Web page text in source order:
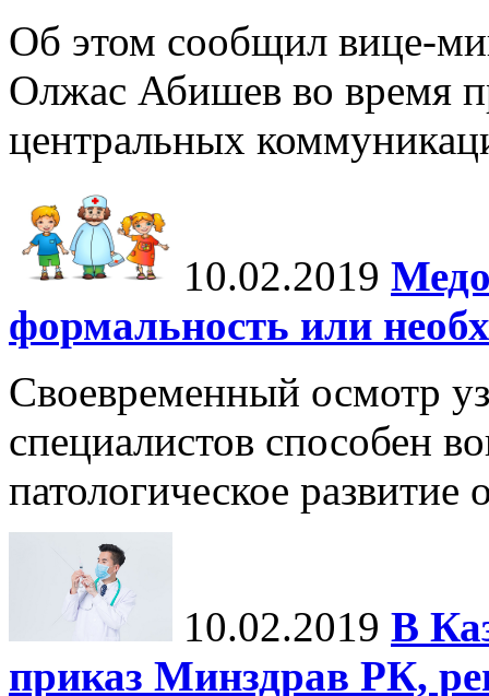
Об этом сообщил вице-
Олжас Абишев во время
центральных
10.02.2019
формальность или
Своевременный осмотр
специалистов способен
патологическое развитие
10.02.2019 В
приказ Минздрав РК,